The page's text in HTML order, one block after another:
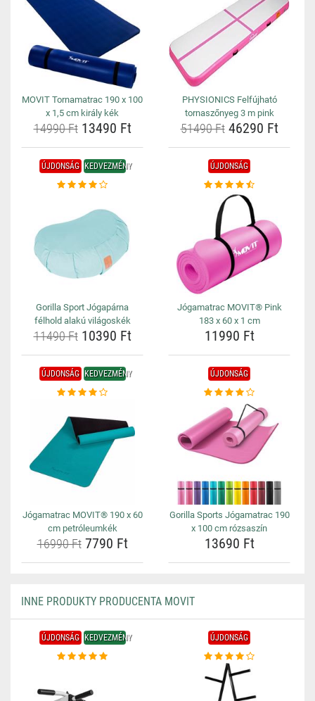
MOVIT Tornamatrac 190 x 100
x 1,5 cm király kék
14990 Ft13490 Ft
PHYSIONICS Felfújható
tornaszőnyeg 3 m pink
51490 Ft46290 Ft
ÚJDONSÁG KEDVEZMÉNY
Gorilla Sport Jógapárna
félhold alakú világoskék
11490 Ft10390 Ft
ÚJDONSÁG
Jógamatrac MOVIT® Pink
183 x 60 x 1 cm
11990 Ft
ÚJDONSÁG KEDVEZMÉNY
Jógamatrac MOVIT® 190 x 60
cm petróleumkék
16990 Ft7790 Ft
ÚJDONSÁG
Gorilla Sports Jógamatrac 190
x 100 cm rózsaszín
13690 Ft
INNE PRODUKTY PRODUCENTA MOVIT
ÚJDONSÁG KEDVEZMÉNY ÚJDONSÁG